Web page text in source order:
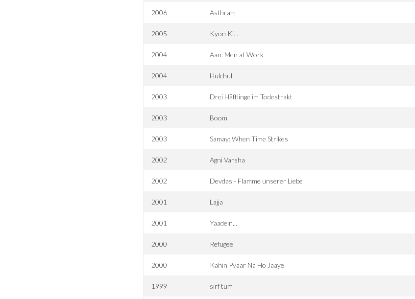
2006 Asthram
2005 Kyon Ki...
2004 Aan: Men at Work
2004 Hulchul
2003 Drei Häftlinge im Todestrakt
2003 Boom
2003 Samay: When Time Strikes
2002 Agni Varsha
2002 Devdas - Flamme unserer Liebe
2001 Lajja
2001 Yaadein...
2000 Refugee
2000 Kahin Pyaar Na Ho Jaaye
1999 sirf tum